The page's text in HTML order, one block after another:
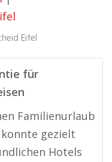
Eifel
für
Familienurlaub
konnte gezielt
Hotels